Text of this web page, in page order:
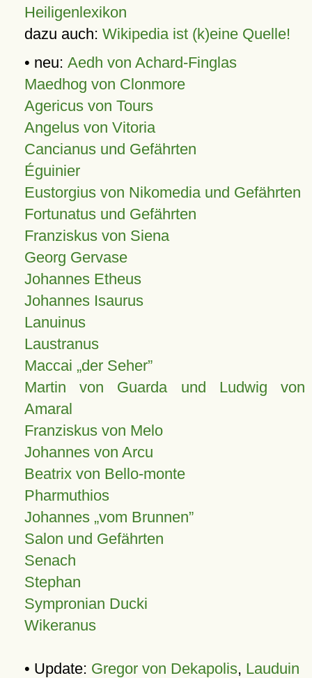
Heiligenlexikon
dazu auch: Wikipedia ist (k)eine Quelle!
• neu: Aedh von Achard-Finglas
Maedhog von Clonmore
Agericus von Tours
Angelus von Vitoria
Cancianus und Gefährten
Éguinier
Eustorgius von Nikomedia und Gefährten
Fortunatus und Gefährten
Franziskus von Siena
Georg Gervase
Johannes Etheus
Johannes Isaurus
Lanuinus
Laustranus
Maccai „der Seher”
Martin von Guarda und Ludwig von
Amaral
Franziskus von Melo
Johannes von Arcu
Beatrix von Bello-monte
Pharmuthios
Johannes vom Brunnen
Salon und Gefährten
Senach
Stephan
Sympronian Ducki
Wikeranus
• Update: Gregor von Dekapolis, Lauduin